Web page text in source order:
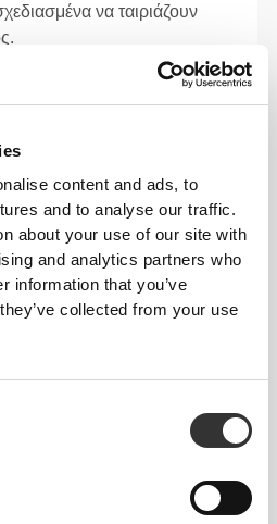
content and ads, to
and to analyse our traffic.
about your use of our site with
and analytics partners who
information that you’ve
collected from your use
να ταιριάζουν
από το πιο φαρδύ μέρος
κάτω από τις
πάνω από τις ωμοπλάτες,
μεζούρα σε ευθεία